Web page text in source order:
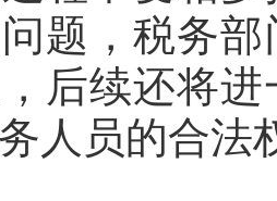
题，税务
后续还将
人员的合法